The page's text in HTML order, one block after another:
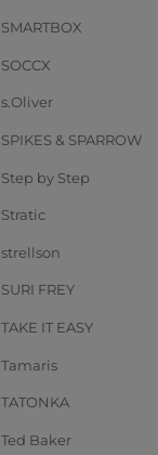
SMARTBOX
SOCCX
s.Oliver
SPIKES & SPARROW
Step by Step
Stratic
strellson
SURI FREY
TAKE IT EASY
Tamaris
TATONKA
Ted Baker